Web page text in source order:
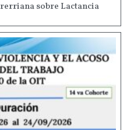
sobre Lactancia